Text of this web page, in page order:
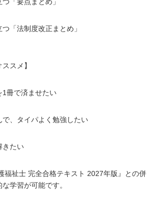
「法制度改正まとめ」
スメ】
1冊で済ませたい
で、タイパよく勉強したい
きたい
福祉士 完全合格テキスト 2027年版』との併
学習が可能です。